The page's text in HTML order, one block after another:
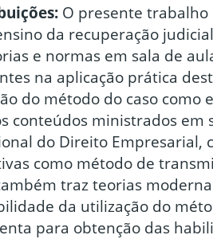
O presente trabalho
da recuperação
e normas em sala de
na aplicação prática
do método do caso como
conteúdos ministrados em
do Direito Empresarial,
como método de
traz teorias
da utilização do
para obtenção das